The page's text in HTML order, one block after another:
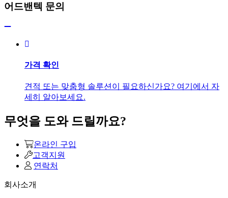
어드밴텍 문의
가격 확인
견적 또는 맞춤형 솔루션이 필요하신가요? 여기에서 자
세히 알아보세요.
무엇을 도와 드릴까요?
온라인 구입
고객지원
연락처
회사소개